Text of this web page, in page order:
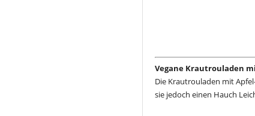
Vegane Krautrouladen
Die Krautrouladen mit
sie jedoch einen Hauch